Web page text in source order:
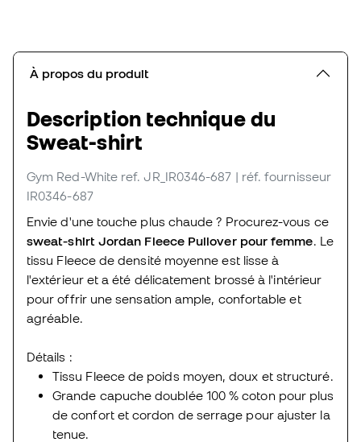
À propos du produit
Description technique du
Sweat-shirt
Gym Red-White ref. JR_IR0346-687 | réf. fournisseur
IR0346-687
Envie d'une touche plus chaude ? Procurez-vous ce
sweat-shirt Jordan Fleece Pullover pour femme . Le
tissu Fleece de densité moyenne est lisse à
l'extérieur et a été délicatement brossé à l'intérieur
pour offrir une sensation ample, confortable et
agréable.
Détails :
Tissu Fleece de poids moyen, doux et structuré.
Grande capuche doublée 100 % coton pour plus
de confort et cordon de serrage pour ajuster la
tenue.